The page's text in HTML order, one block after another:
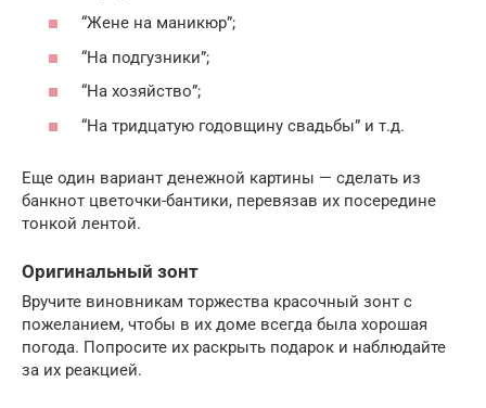
“Жене на маникюр”;
“На подгузники”;
“На хозяйство”;
“На тридцатую годовщину свадьбы” и т.д.
Еще один вариант денежной картины — сделать из
банкнот цветочки-бантики, перевязав их посередине
тонкой лентой.
Оригинальный зонт
Вручите виновникам торжества красочный зонт с
пожеланием, чтобы в их доме всегда была хорошая
погода. Попросите их раскрыть подарок и наблюдайте
за их реакцией.